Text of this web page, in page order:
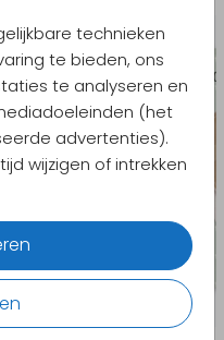
technieken
te bieden, ons
te analyseren en
(het
advertenties).
wijzigen of intrekken